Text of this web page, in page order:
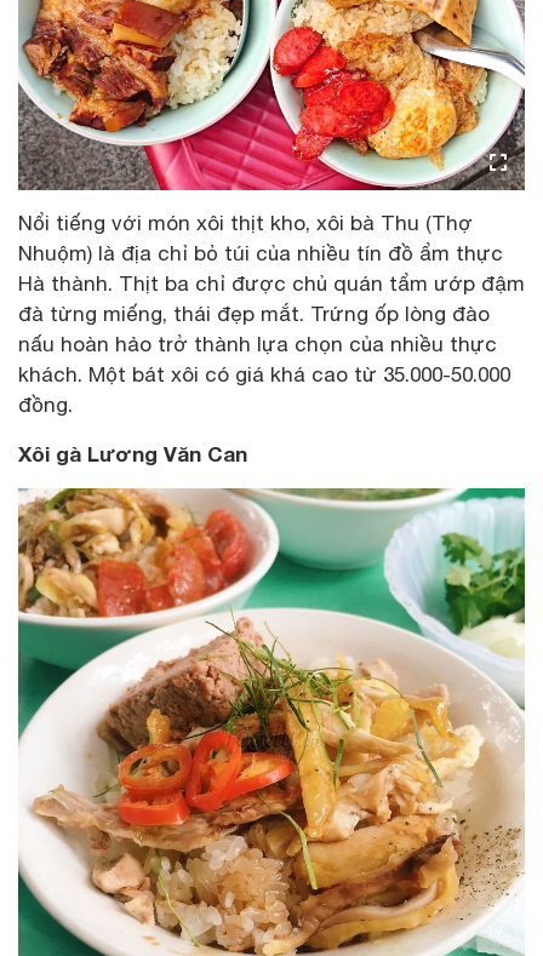
Nổi tiếng với món xôi thịt kho, xôi bà Thu (Thợ
Nhuộm) là địa chỉ bỏ túi của nhiều tín đồ ẩm thực
Hà thành. Thịt ba chỉ được chủ quán tẩm ướp đậm
đà từng miếng, thái đẹp mắt. Trứng ốp lòng đào
nấu hoàn hảo trở thành lựa chọn của nhiều thực
khách. Một bát xôi có giá khá cao từ 35.000-50.000
đồng.
Xôi gà Lương Văn Can